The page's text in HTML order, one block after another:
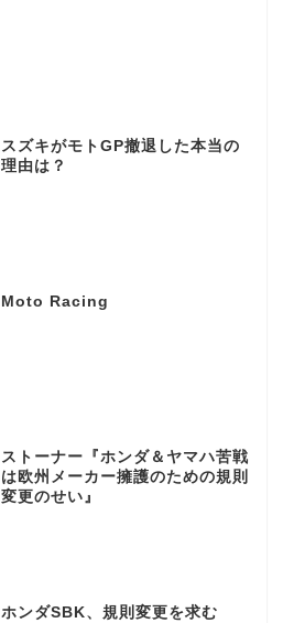
スズキがモトGP撤退した本当の
理由は？
Moto Racing
ストーナー『ホンダ＆ヤマハ苦戦
は欧州メーカー擁護のための規則
変更のせい』
ホンダSBK、規則変更を求む